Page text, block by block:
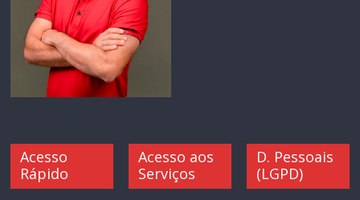
Acesso
Rápido
Acesso aos
Serviços
D. Pessoais
(LGPD)